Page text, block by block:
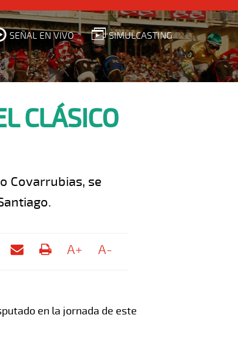
SEÑAL EN VIVO SIMULCASTING
CLÁSICO
Covarrubias, se
A+ A-
en la jornada de este